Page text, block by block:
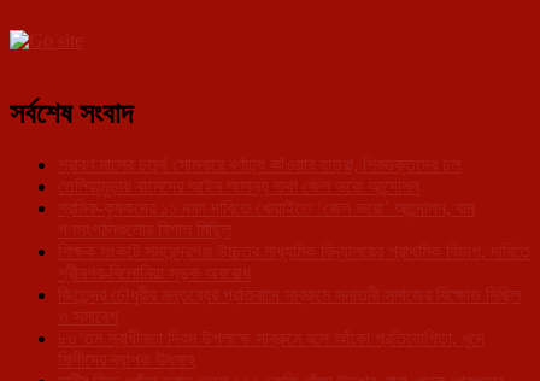
সর্বশেষ সংবাদ
শ্রাবণ মাসের চতুর্থ সোমবারে বর্ণাঢ্য কাঁওয়ার যাত্রা, শিবভক্তদের ঢল
তেলিয়ামুড়ায় বামেদের আইন অমান্য তথা জেল ভরো আন্দোলন
শ্রমিক-কৃষকদের ১১ দফা দাবিতে খোয়াইতে ‘জেল ভরো’ আন্দোলন, বাম
গণসংগঠনগুলোর বিশাল মিছিল
শিক্ষক সংকটে সমরেন্দ্রগঞ্জ উচ্চতর মাধ্যমিক বিদ্যালয়ের প্রাথমিক বিভাগ, দাবিতে
শ্রীনগর-বিলোনিয়া সড়ক অবরোধ
জিতেন্দ্র চৌধুরীর মন্তব্যের প্রতিবাদে সাব্রুমে সনাতনী সমাজের বিক্ষোভ মিছিল
ও সমাবেশ
৮০’তম স্বাধীনতা দিবস উপলক্ষে সাব্রুমে বসে আঁকো প্রতিযোগিতা, খুদে
শিল্পীদের ব্যাপক উৎসাহ